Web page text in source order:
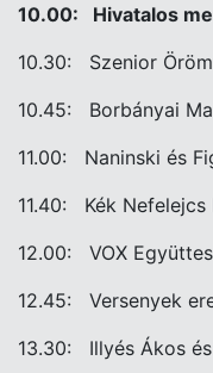
10.00: Hivatalos
10.30: Szenior
10.45: Borbányai
11.00: Naninski és
11.40: Kék Nefelejcs
12.00: VOX Együttes
12.45: Versenyek
13.30: Illyés Ákos